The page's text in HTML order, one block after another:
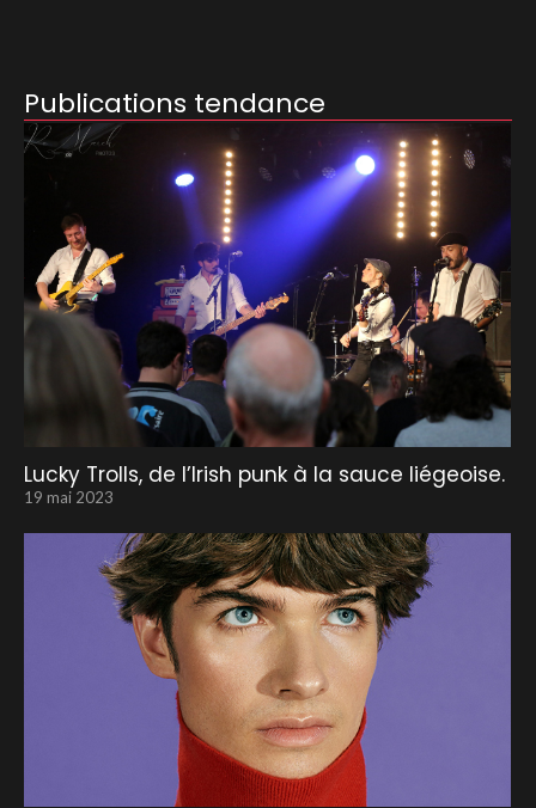
Publications tendance
Lucky Trolls, de l’Irish punk à la sauce liégeoise.
19 mai 2023